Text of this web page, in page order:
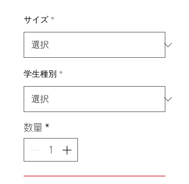
サイズ *
学生種別 *
数量 *